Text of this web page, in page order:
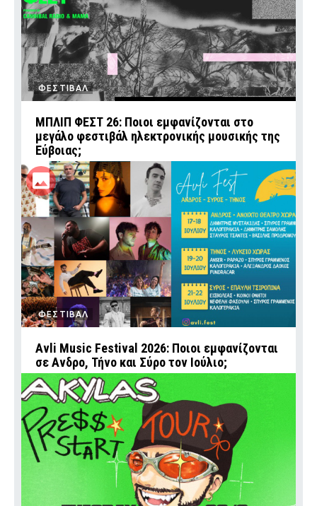
ΦΕΣΤΙΒΑΛ
ΜΠΛΙΠ ΦΕΣΤ 26: Ποιοι εμφανίζονται στο
μεγάλο φεστιβάλ ηλεκτρονικής μουσικής της
Εύβοιας;
ΦΕΣΤΙΒΑΛ
Avli Music Festival 2026: Ποιοι εμφανίζονται
σε Ανδρο, Τήνο και Σύρο τον Ιούλιο;